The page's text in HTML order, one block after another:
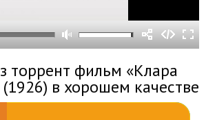
торрент фильм «Клара
(1926) в хорошем качестве